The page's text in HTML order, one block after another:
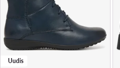
Uudis